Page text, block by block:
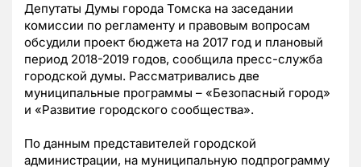
Депутаты Думы города Томска на заседании
комиссии по регламенту и правовым вопросам
обсудили проект бюджета на 2017 год и плановый
период 2018-2019 годов, сообщила пресс-служба
городской думы. Рассматривались две
муниципальные программы – «Безопасный город»
и «Развитие городского сообщества».
По данным представителей городской
администрации, на муниципальную подпрограмму